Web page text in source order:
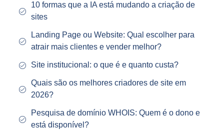
10 formas que a IA está mudando a criação de
sites
Landing Page ou Website: Qual escolher para
atrair mais clientes e vender melhor?
Site institucional: o que é e quanto custa?
Quais são os melhores criadores de site em
2026?
Pesquisa de domínio WHOIS: Quem é o dono e
está disponível?